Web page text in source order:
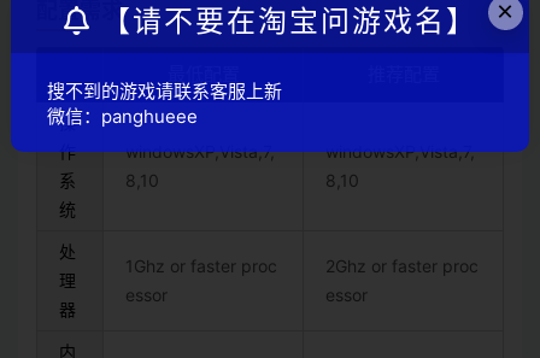
配置需求
操
作
系
统
windowsXP,Vista,7,
8,10
windowsXP,Vista,7,
8,10
处
理
器
1Ghz or faster proc
essor
2Ghz or faster proc
essor
内
×
【请不要在淘宝问游戏名】
搜不到的游戏请联系客服上新
微信：panghueee